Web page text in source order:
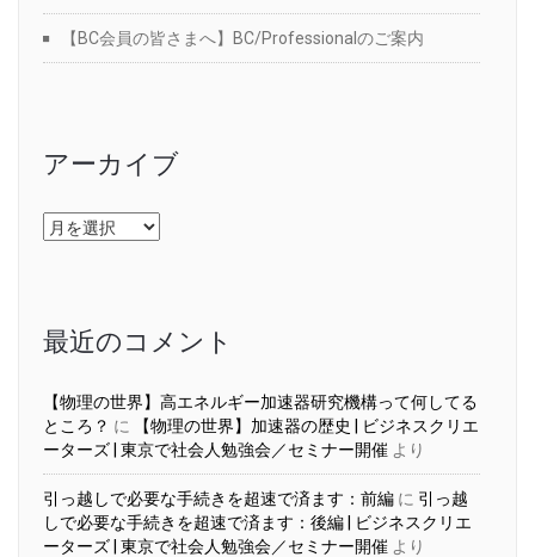
【BC会員の皆さまへ】BC/Professionalのご案内
アーカイブ
ア
ー
最近のコメント
【物理の世界】高エネルギー加速器研究機構って何してる
ところ？ に
【物理の世界】加速器の歴史 | ビジネスクリエ
ーターズ | 東京で社会人勉強会／セミナー開催 より
引っ越しで必要な手続きを超速で済ます：前編 に 引っ越
しで必要な手続きを超速で済ます：後編 | ビジネスクリエ
ーターズ | 東京で社会人勉強会／セミナー開催 より